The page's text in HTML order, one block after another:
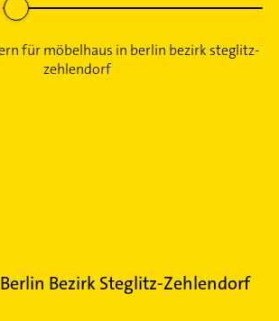
Berlin Bezirk Steglitz-Zehlendorf